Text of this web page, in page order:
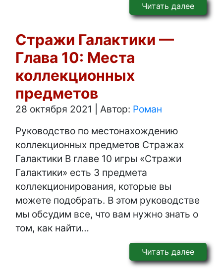
Читать далее
Стражи Галактики —
Глава 10: Места
коллекционных
предметов
28 октября 2021 Автор: Роман
Руководство по местонахождению
коллекционных предметов Стражах
Галактики В главе 10 игры «Стражи
Галактики» есть 3 предмета
коллекционирования, которые вы
можете подобрать. В этом руководстве
мы обсудим все, что вам нужно знать о
том, как найти…
Читать далее